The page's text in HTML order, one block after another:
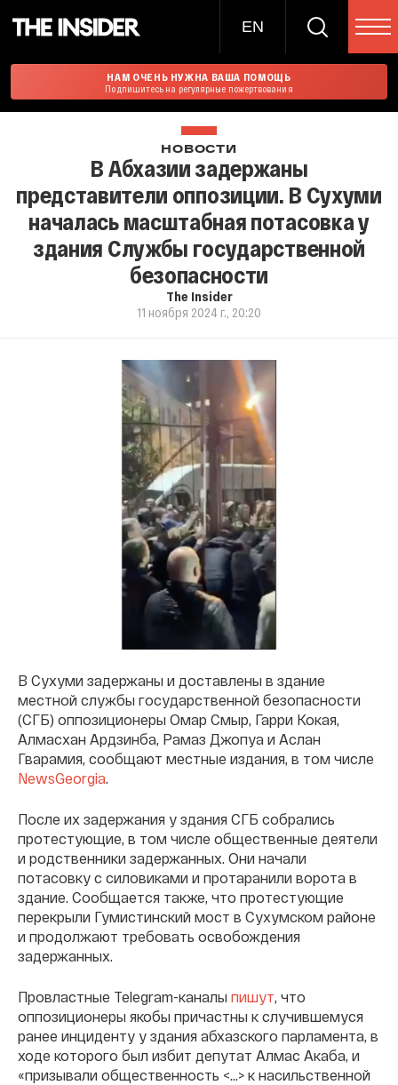
EN
НАМ ОЧЕНЬ НУЖНА ВАША ПОМОЩЬ
Подпишитесь на регулярные пожертвования
НОВОСТИ
В Абхазии задержаны
представители оппозиции. В Сухуми
началась масштабная потасовка у
здания Службы государственной
безопасности
The Insider
11 ноября 2024 г., 20:20
В Сухуми задержаны и доставлены в здание
местной службы государственной безопасности
(СГБ) оппозиционеры Омар Смыр, Гарри Кокая,
Алмасхан Ардзинба, Рамаз Джопуа и Аслан
Гварамия, сообщают местные издания, в том числе
NewsGeorgia.
После их задержания у здания СГБ собрались
протестующие, в том числе общественные деятели
и родственники задержанных. Они начали
потасовку с силовиками и протаранили ворота в
здание. Сообщается также, что протестующие
перекрыли Гумистинский мост в Сухумском районе
и продолжают требовать освобождения
задержанных.
Провластные Telegram-каналы пишут, что
оппозиционеры якобы причастны к случившемуся
ранее инциденту у здания абхазского парламента, в
ходе которого был избит депутат Алмас Акаба, и
«призывали общественность <...> к насильственной